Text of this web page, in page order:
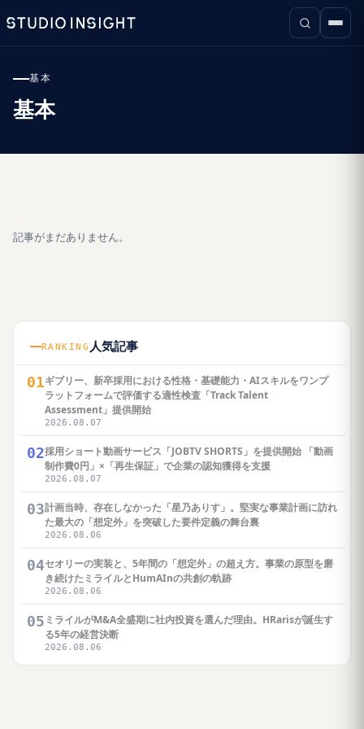
基本
基本
記事がまだありません。
RANKING 人気記事
01ギブリー、新卒採用における性格・基礎能力・AIスキルをワンプ
ラットフォームで評価する適性検査「Track Talent
Assessment」提供開始
2026.08.07
02採用ショート動画サービス「JOBTV SHORTS」を提供開始 「動画
制作費0円」×「再生保証」で企業の認知獲得を支援
2026.08.07
03計画当時、存在しなかった「星乃ありす」。堅実な事業計画に訪れ
た最大の「想定外」を突破した要件定義の舞台裏
2026.08.06
04セオリーの実装と、5年間の「想定外」の超え方。事業の原型を磨
き続けたミライルとHumAInの共創の軌跡
2026.08.06
05 ミライルがM&A全盛期に社内投資を選んだ理由。HRarisが誕生す
る5年の経営決断
2026.08.06